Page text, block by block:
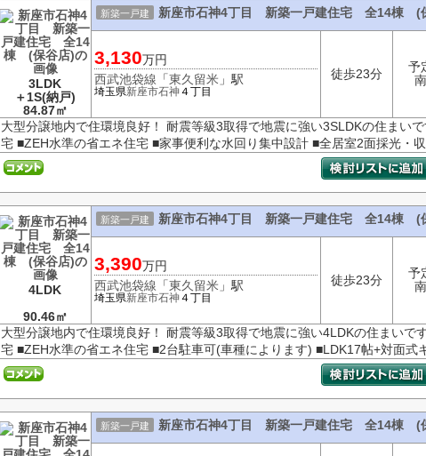
3LDK
＋1S(納戸)
84.87㎡
新築一戸建 新座市石神4丁目 新築一戸建住宅 全14棟 (
3,130万円
西武池袋線 「東久留米 」駅
埼玉県新座市石神４丁目
徒歩23分
予
南
大型分譲地内で住環境良好！ 耐震等級3取得で地震に強い3SLDKの住まい
宅 ■ZEH水準の省エネ住宅 ■家事便利な水回り集中設計 ■全居室2面採光・収
4LDK
90.46㎡
新築一戸建 新座市石神4丁目 新築一戸建住宅 全14棟 (
3,390万円
西武池袋線 「東久留米 」駅
埼玉県新座市石神４丁目
徒歩23分
予
南
大型分譲地内で住環境良好！ 耐震等級3取得で地震に強い4LDKの住まいで
宅 ■ZEH水準の省エネ住宅 ■2台駐車可(車種によります) ■LDK17帖+対面式
新築一戸建 新座市石神4丁目 新築一戸建住宅 全14棟 (